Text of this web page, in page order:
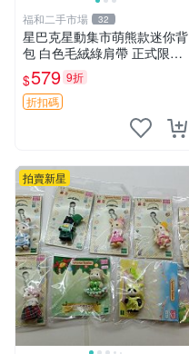
福和二手市場 32
星巴克星動集市萌熊款迷你背
包 白色毛絨綠肩帶 正式限量
版 新品 上市未拆封 尺寸約20
公分 超適合收藏 迷你背包 毛
絨玩具 背包配件
$579 9折
折扣碼
拍賣新星